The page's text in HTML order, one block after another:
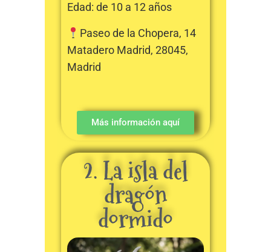
Edad: de 10 a 12 años
Paseo de la Chopera, 14
Matadero Madrid, 28045,
Madrid
Más información aquí
2. La isla del
dragón
dormido